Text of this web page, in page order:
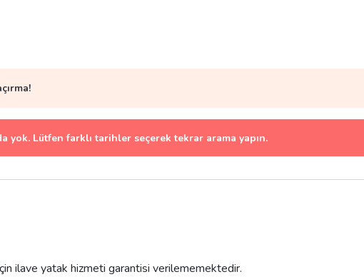
yok. Lütfen farklı tarihler seçerek tekrar arama yapın.
ilave yatak hizmeti garantisi verilememektedir.